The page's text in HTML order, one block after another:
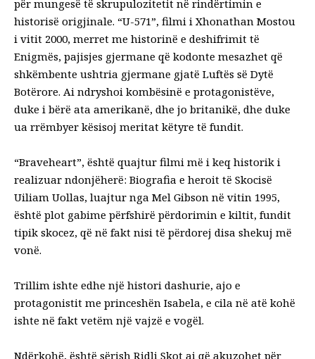
për mungesë të skrupulozitetit në rindërtimin e
historisë origjinale. “U-571”, filmi i Xhonathan Mostou
i vitit 2000, merret me historinë e deshifrimit të
Enigmës, pajisjes gjermane që kodonte mesazhet që
shkëmbente ushtria gjermane gjatë Luftës së Dytë
Botërore. Ai ndryshoi kombësinë e protagonistëve,
duke i bërë ata amerikanë, dhe jo britanikë, dhe duke
ua rrëmbyer kësisoj meritat këtyre të fundit.
“Braveheart”, është quajtur filmi më i keq historik i
realizuar ndonjëherë: Biografia e heroit të Skocisë
Uiliam Uollas, luajtur nga Mel Gibson në vitin 1995,
është plot gabime përfshirë përdorimin e kiltit, fundit
tipik skocez, që në fakt nisi të përdorej disa shekuj më
vonë.
Trillim ishte edhe një histori dashurie, ajo e
protagonistit me princeshën Isabela, e cila në atë kohë
ishte në fakt vetëm një vajzë e vogël.
Ndërkohë, është sërish Ridli Skot ai që akuzohet për